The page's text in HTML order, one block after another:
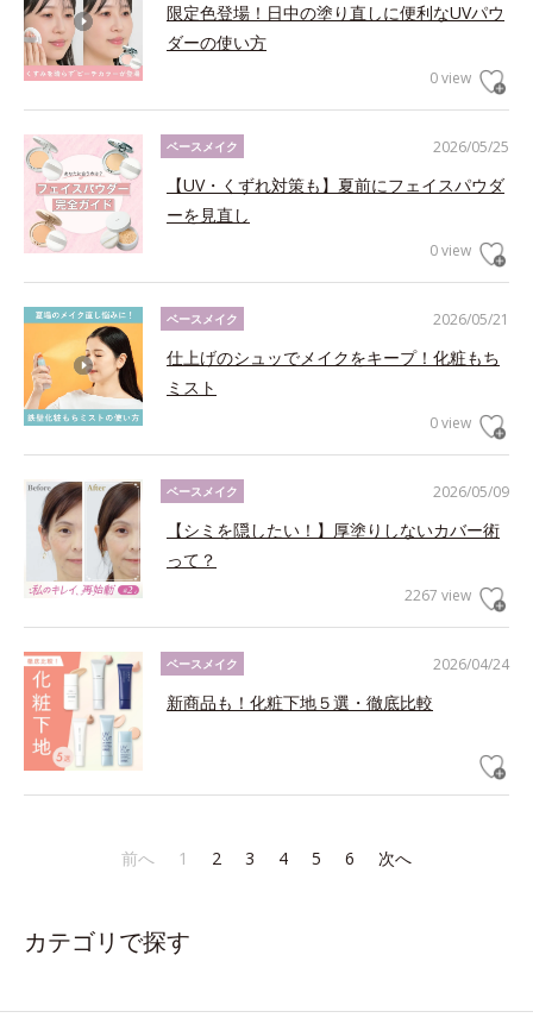
限定色登場！日中の塗り直しに便利なUVパウ
ダーの使い方
0 view
2026/05/25
ベースメイク
【UV・くずれ対策も】夏前にフェイスパウダ
ーを見直し
0 view
2026/05/21
ベースメイク
仕上げのシュッでメイクをキープ！化粧もち
ミスト
0 view
2026/05/09
ベースメイク
【シミを隠したい！】厚塗りしないカバー術
って？
2267 view
2026/04/24
ベースメイク
新商品も！化粧下地５選・徹底比較
前へ 1 2 3 4 5 6 次へ
カテゴリで探す